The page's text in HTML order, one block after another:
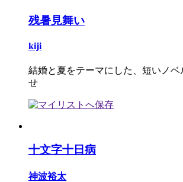
残暑見舞い
kiji
結婚と夏をテーマにした、短いノベ
せ
十文字十日病
神波裕太